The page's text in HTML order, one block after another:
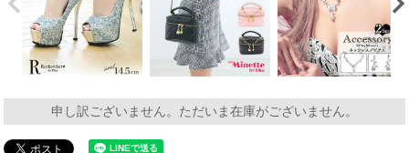
申し訳ございません。ただいま在庫がございません。